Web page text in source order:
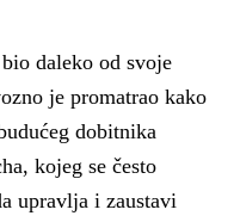
daleko od svoje
je promatrao kako
dobitnika
kojeg se često
upravlja i zaustavi